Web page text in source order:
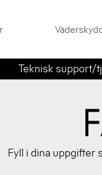
Teknisk support/
Fyll i dina uppgifter